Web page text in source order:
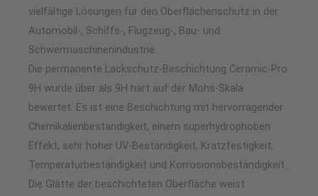
vielfältige Lösungen für den Oberflächenschutz in der
Automobil-, Schiffs-, Flugzeug-, Bau- und
Schwermaschinenindustrie.
Die permanente Lackschutz-Beschichtung Ceramic-Pro
9H wurde über als 9H hart auf der Mohs-Skala
bewertet. Es ist eine Beschichtung mit hervorragender
Chemikalienbeständigkeit, einem superhydrophoben
Effekt, sehr hoher UV-Beständigkeit, Kratzfestigkeit,
Temperaturbeständigkeit und Korrosionsbeständigkeit.
Die Glätte der beschichteten Oberfläche weist